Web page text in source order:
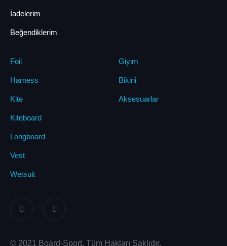
İadelerim
Beğendiklerim
Foil
Harness
Kite
Kiteboard
Longboard
Vest
Wetsuit
Giyim
Bikini
Aksesuarlar
© 2021 Board-Sport, Tüm Hakları Saklıdır.